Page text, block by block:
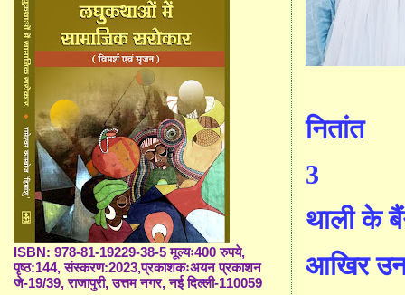
नितांत
3
थाली के
आखिर
ISBN: 978-81-19229-38-5 मूल्यः400 रुपये,
पृष्ठ:144, संस्करण:2023,प्रकाशकःअयन प्रकाशन
जे-19/39, राजापुरी, उत्तम नगर, नई दिल्ली-110059